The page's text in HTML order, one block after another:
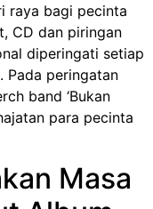
raya bagi pecinta
CD dan piringan
diperingati setiap
Pada peringatan
band ‘Bukan
para pecinta
Masa